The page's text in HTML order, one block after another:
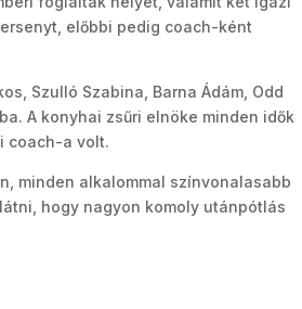
előbbi pedig coach-ként
Szulló Szabina, Barna Ádám, Odd
A konyhai zsűri elnöke minden idők
coach-a volt.
minden alkalommal színvonalasabb
hogy nagyon komoly utánpótlás